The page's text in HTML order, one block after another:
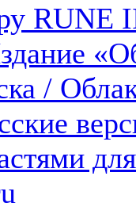
/